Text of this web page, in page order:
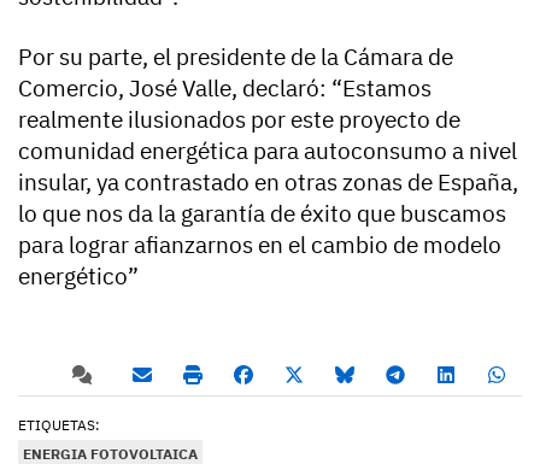
Por su parte, el presidente de la Cámara de
Comercio, José Valle, declaró: “Estamos
realmente ilusionados por este proyecto de
comunidad energética para autoconsumo a nivel
insular, ya contrastado en otras zonas de España,
lo que nos da la garantía de éxito que buscamos
para lograr afianzarnos en el cambio de modelo
energético”
ETIQUETAS:
ENERGIA FOTOVOLTAICA